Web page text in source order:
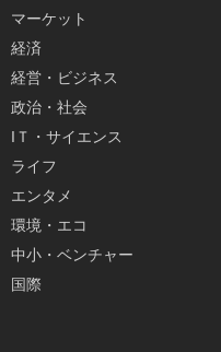
マーケット
経済
経営・ビジネス
政治・社会
IＴ・サイエンス
ライフ
エンタメ
環境・エコ
中小・ベンチャー
国際